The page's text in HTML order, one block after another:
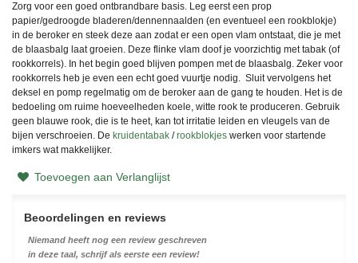
Zorg voor een goed ontbrandbare basis. Leg eerst een prop
papier/gedroogde bladeren/dennennaalden (en eventueel een rookblokje)
in de beroker en steek deze aan zodat er een open vlam ontstaat, die je met
de blaasbalg laat groeien. Deze flinke vlam doof je voorzichtig met tabak (of
rookkorrels). In het begin goed blijven pompen met de blaasbalg. Zeker voor
rookkorrels heb je even een echt goed vuurtje nodig. Sluit vervolgens het
deksel en pomp regelmatig om de beroker aan de gang te houden. Het is de
bedoeling om ruime hoeveelheden koele, witte rook te produceren. Gebruik
geen blauwe rook, die is te heet, kan tot irritatie leiden en vleugels van de
bijen verschroeien. De kruidentabak /rookblokjes werken voor startende
imkers wat makkelijker.
Toevoegen aan Verlanglijst
Beoordelingen en reviews
Niemand heeft nog een review geschreven
in deze taal, schrijf als eerste een review!